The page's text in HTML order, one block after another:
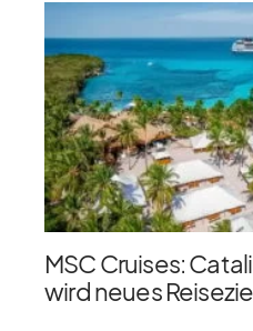
MSC Cruises:
wird neues